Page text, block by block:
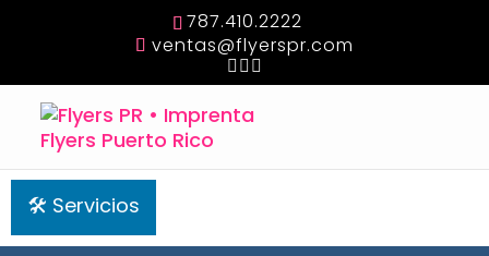
787.410.2222
ventas@flyerspr.com
🛠 Servicios